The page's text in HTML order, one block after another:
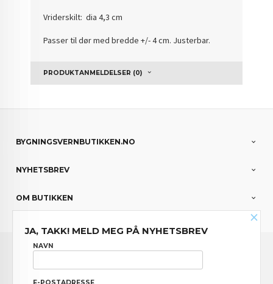
Vriderskilt: dia 4,3 cm
Passer til dør med bredde +/- 4 cm. Justerbar.
PRODUKTANMELDELSER (0)
BYGNINGSVERNBUTIKKEN.NO
NYHETSBREV
OM BUTIKKEN
FRAKT
×
JA, TAKK! MELD MEG PÅ NYHETSBREV
NAVN